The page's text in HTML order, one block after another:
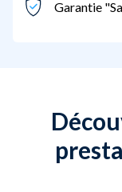
Garantie